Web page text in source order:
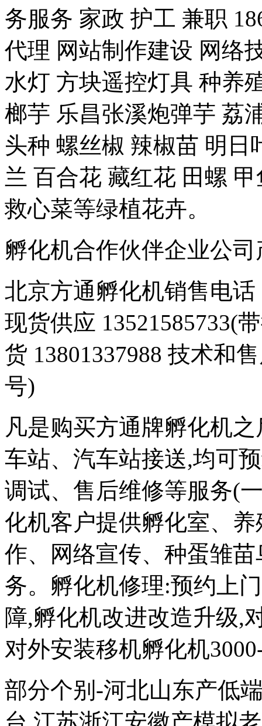
务服务 家政 护工 兼职
代理 网站制作建设 网络
水灯 方块遥控灯具 种养
榔芋 乐昌张溪炮弹芋 荔
头种 螺丝椒 辣椒苗 明日
兰 百合花 藏红花 田螺
救心菜等绿植花卉。
孵化机合作伙伴企业公
北京方通孵化机销售电话
现货供应 13521585733(
货 13801337988 技术和
号)
凡是购买方通牌孵化机
车站、汽车站接送,均可
调试、售后维修等服务(
化机客户提供孵化室、
作、网络宣传、种蛋雏
务。孵化机修理:预约上
障,孵化机改进改造升级,
对外安装移机孵化机
部分个别-河北山东产低